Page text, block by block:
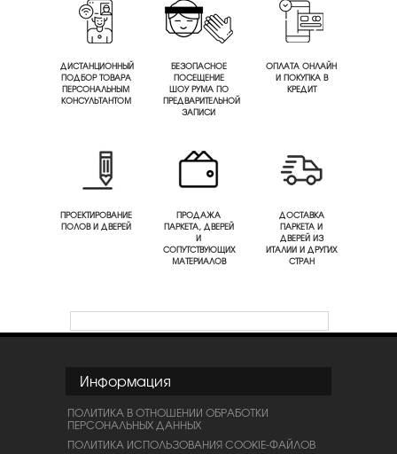
ДИСТАНЦИОННЫЙ
ПОДБОР ТОВАРА
ПЕРСОНАЛЬНЫМ
КОНСУЛЬТАНТОМ
БЕЗОПАСНОЕ
ПОСЕЩЕНИЕ
ШОУ РУМА ПО
ПРЕДВАРИТЕЛЬНОЙ
ЗАПИСИ
ОПЛАТА ОНЛАЙН
И ПОКУПКА В
КРЕДИТ
ПРОЕКТИРОВАНИЕ
ПОЛОВ И ДВЕРЕЙ
ПРОДАЖА
ПАРКЕТА, ДВЕРЕЙ
И
СОПУТСТВУЮЩИХ
МАТЕРИАЛОВ
ДОСТАВКА
ПАРКЕТА И
ДВЕРЕЙ ИЗ
ИТАЛИИ И ДРУГИХ
СТРАН
Информация
ПОЛИТИКА В ОТНОШЕНИИ ОБРАБОТКИ
ПЕРСОНАЛЬНЫХ ДАННЫХ
ПОЛИТИКА ИСПОЛЬЗОВАНИЯ COOKIE-ФАЙЛОВ